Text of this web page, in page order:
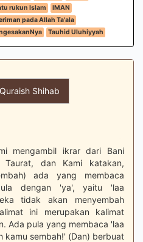
rukun Islam
IMAN
pada Allah Ta'ala
Tauhid Uluhiyyah
Shihab
mengambil ikrar dari Bani
Taurat, dan Kami katakan,
ada yang membaca
dengan 'ya', yaitu 'laa
tidak akan menyembah
ini merupakan kalimat
Ada pula yang membaca 'laa
kamu sembah!' (Dan) berbuat